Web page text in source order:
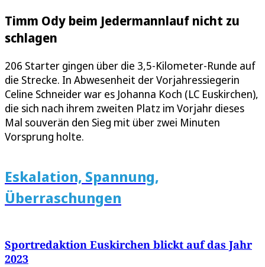
Timm Ody beim Jedermannlauf nicht zu
schlagen
206 Starter gingen über die 3,5-Kilometer-Runde auf
die Strecke. In Abwesenheit der Vorjahressiegerin
Celine Schneider war es Johanna Koch (LC Euskirchen),
die sich nach ihrem zweiten Platz im Vorjahr dieses
Mal souverän den Sieg mit über zwei Minuten
Vorsprung holte.
Eskalation, Spannung,
Überraschungen
Sportredaktion Euskirchen blickt auf das Jahr
2023